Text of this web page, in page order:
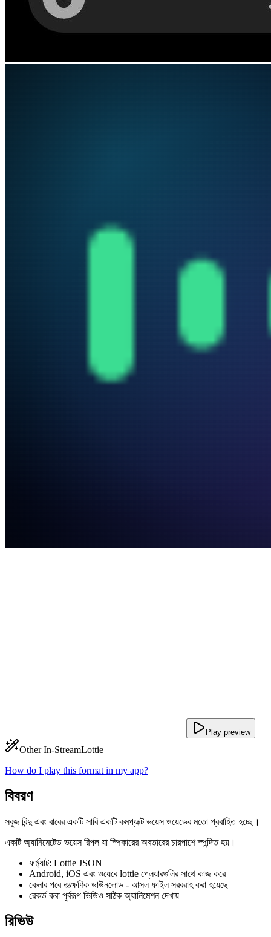
Play preview
Other In-StreamLottie
How do I play this format in my app?
বিবরণ
সবুজ বিন্দু এবং বারের একটি সারি একটি কমপ্যাক্ট ভয়েস ওয়েভের মতো প্রবাহিত হচ্ছে।
একটি অ্যানিমেটেড ভয়েস রিপল যা স্পিকারের অবতারের চারপাশে স্পন্দিত হয়।
ফর্ম্যাট: Lottie JSON
Android, iOS এবং ওয়েবে lottie প্লেয়ারগুলির সাথে কাজ করে
কেনার পরে তাত্ক্ষণিক ডাউনলোড - আসল ফাইল সরবরাহ করা হয়েছে
রেকর্ড করা পূর্বরূপ ভিডিও সঠিক অ্যানিমেশন দেখায়
রিভিউ